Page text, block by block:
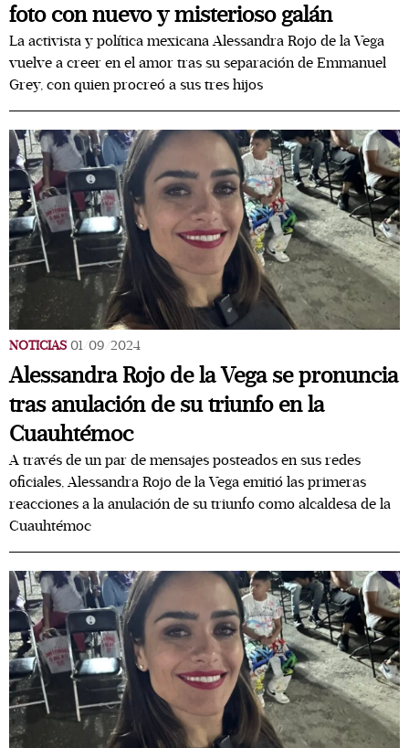
foto con nuevo y misterioso galán
La activista y política mexicana Alessandra Rojo de la Vega
vuelve a creer en el amor tras su separación de Emmanuel
Grey, con quien procreó a sus tres hijos
NOTICIAS 01/09/2024
Alessandra Rojo de la Vega se pronuncia
tras anulación de su triunfo en la
Cuauhtémoc
A través de un par de mensajes posteados en sus redes
oficiales, Alessandra Rojo de la Vega emitió las primeras
reacciones a la anulación de su triunfo como alcaldesa de la
Cuauhtémoc